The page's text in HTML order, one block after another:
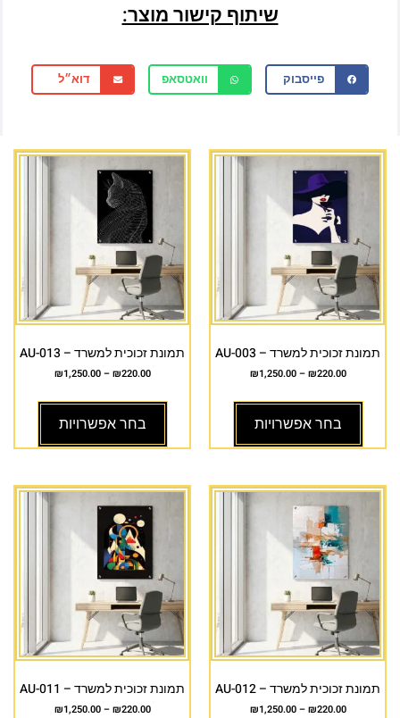
שיתוף קישור מוצר:
פייסבוק וואטסאפ דוא״ל
תמונת זכוכית למשרד – AU-003
₪220.00
–
₪1,250.00
בחר אפשרויות
תמונת זכוכית למשרד – AU-013
₪220.00
–
₪1,250.00
בחר אפשרויות
תמונת זכוכית למשרד – AU-012
₪220.00
–
₪1,250.00
תמונת זכוכית למשרד – AU-011
₪220.00
–
₪1,250.00